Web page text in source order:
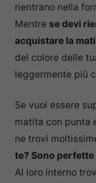
rientrano nella
Mentre se devi
acquistare la
del colore delle
leggermente più
Se vuoi essere
matita con punta
ne trovi
te? Sono
Al loro interno